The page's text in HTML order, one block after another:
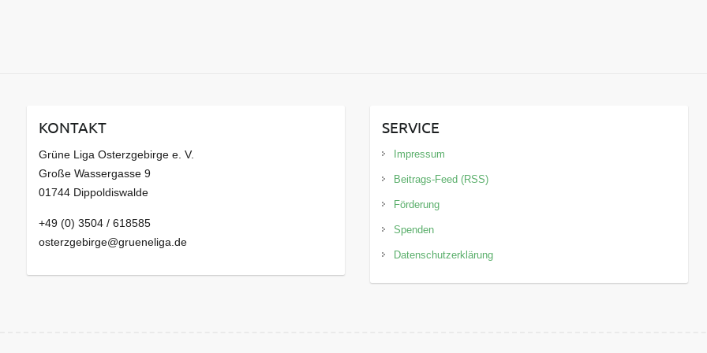
KONTAKT
Grüne Liga Osterzgebirge e. V.
Große Wassergasse 9
01744 Dippoldiswalde
+49 (0) 3504 / 618585
osterzgebirge@grueneliga.de
SERVICE
Impressum
Beitrags-Feed (RSS)
Förderung
Spenden
Datenschutzerklärung